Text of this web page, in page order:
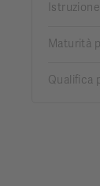
Maturità
Qualifica